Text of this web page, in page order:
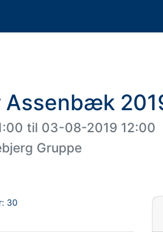
Assenbæk
til 03-08-2019 12:00
Gruppe
30